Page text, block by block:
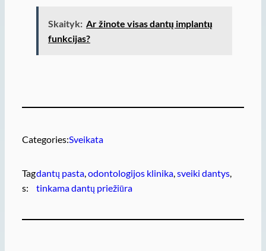
Skaityk: Ar žinote visas dantų implantų
funkcijas?
Categories:Sveikata
Tag
s:
dantų pasta, odontologijos klinika, sveiki dantys,
tinkama dantų priežiūra